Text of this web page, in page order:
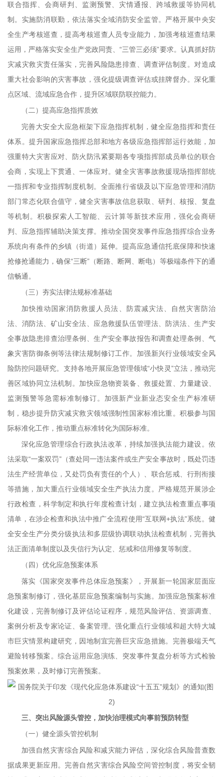
联合指挥、会商研判、监测预警、灾情通报、跨域救援等协同机
制。实施防消联勤，依法落实全域消防安全监管。严格开展中央安
全生产考核巡查，提高考核巡查人员专业能力，加强考核巡查结果
运用，严格落实安全生产党政同责、“三管三必须”要求。认真抓好防
灾减灾救灾责任落实，完善风险隐患排查、调查评估制度。对造成
重大社会影响的灾害事故，强化提级调查评估或挂牌督办。深化重
点区域、流域应急合作，提升区域联防联控能力。
（二）提高应急指挥质效
完善大安全大应急框架下应急指挥机制，健全应急指挥和责任
体系。提升国家应急指挥总部和地方各级应急指挥部运行效能，加
强重特大灾害应对、防火防汛紧要期各专项指挥部成员单位的联合
会商，实现上下贯通、一体应对。健全灾害事故救援现场指挥部统
一指挥和专业指挥制度机制。全面推行省级及以下应急管理和消防
部门常态化联合值守，健全灾害事故信息获取、研判、核报、复盘
等机制。积极探索人工智能、云计算等新技术应用，强化会商研
判、应急指挥辅助决策支撑。推动全国突发事件应急指挥综合业务
系统向有条件的乡镇（街道）延伸。提高应急通信托底保障和快速
抢修抢通能力，确保“三断”（断路、断网、断电）等极端条件下的通
信畅通。
（三）夯实法律法规标准基础
加快推动国家消防救援人员法、防震减灾法、自然灾害防治
法、消防法、矿山安全法、应急救援队伍管理法、防洪法、生产安
全事故隐患排查治理条例、生产安全事故报告和调查处理条例、气
象灾害防御条例等法律法规制修订工作。加强新兴行业领域安全风
险防控问题研究。支持各地开展应急管理领域“小快灵”立法，推动完
善区域协同立法机制。加快应急物资装备、救援处置、力量建设、
监测预警等急需标准制修订。加强新产业新业态安全生产标准研
制，稳步提升防灾减灾救灾领域强制性国家标准比重。积极参与国
际标准化工作，推动重点标准转化为国际标准。
深化应急管理综合行政执法改革，持续加强执法能力建设。依
法采取“一案双罚”（查处同一违法案件或生产安全事故时，既处罚违
法生产经营单位，又处罚负有责任的个人）、联合惩戒、行刑衔接
等措施，加大重点行业领域安全生产执法力度。严格规范开展涉企
行政检查，科学制定和执行年度检查计划，建立执法检查重点事项
清单，在涉企检查和执法中推广全流程使用“互联网+执法”系统。健
全安全生产分类分级执法和多层级协调联动执法检查机制，完善执
法正面清单制度以及失信行为认定、惩戒和信用修复等制度。
（四）优化应急预案体系
落实《国家突发事件总体应急预案》，开展新一轮国家层面应
急预案制修订，强化基层应急预案编制与实施。加强应急预案标准
化建设，完善制修订及评估论证程序，规范风险评估、资源调查、
案例分析及专家论证、备案管理。强化重点行业领域和超大特大城
市巨灾情景构建研究，因地制宜完善巨灾应急措施。完善极端天气
避险转移预案。综合运用应急演练、突发事件复盘分析等方式检验
预案效果，及时修订完善预案。
三、突出风险源头管控，加快治理模式向事前预防转型
（一）健全源头管控机制
加强自然灾害综合风险和减灾能力评估，深化综合风险普查数
据成果更新应用。完善自然灾害综合风险空间管控制度，将安全韧